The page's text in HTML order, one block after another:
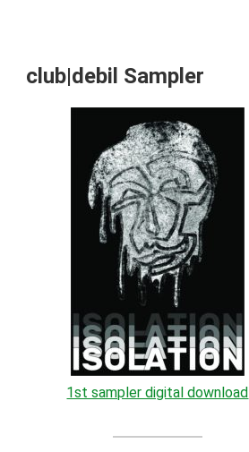
club|debil Sampler
1st sampler digital download